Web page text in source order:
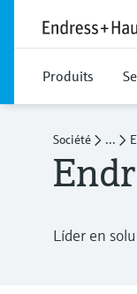
Produits
Société ...
Líder en